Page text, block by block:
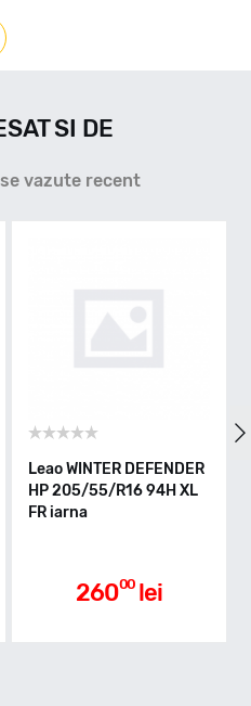
SI DE
vazute recent
Leao WINTER DEFENDER
HP 205/55/R16 94H XL
FR iarna
26000 lei